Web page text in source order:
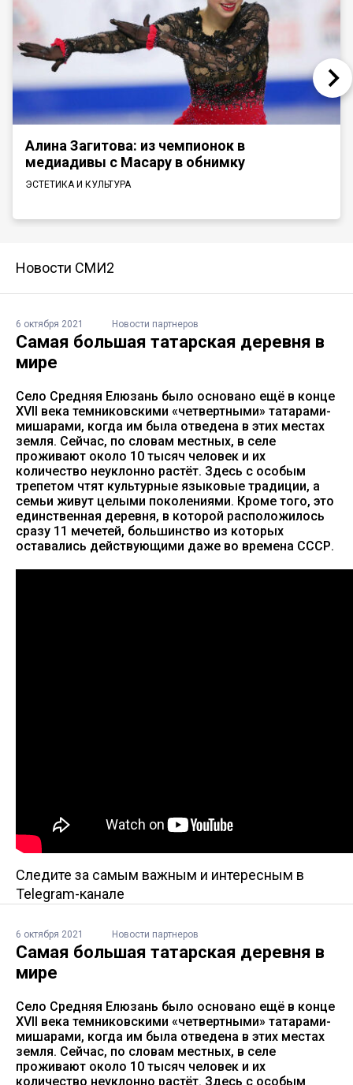
Алина Загитова: из чемпионок в
медиадивы с Масару в обнимку
ЭСТЕТИКА И КУЛЬТУРА
Новости СМИ2
6 октября 2021 Новости партнеров
Самая большая татарская деревня в
мире
Село Средняя Елюзань было основано ещё в конце
XVII века темниковскими «четвертными» татарами-
мишарами, когда им была отведена в этих местах
земля. Сейчас, по словам местных, в селе
проживают около 10 тысяч человек и их
количество неуклонно растёт. Здесь с особым
трепетом чтят культурные языковые традиции, а
семьи живут целыми поколениями. Кроме того, это
единственная деревня, в которой расположилось
сразу 11 мечетей, большинство из которых
оставались действующими даже во времена СССР.
Следите за самым важным и интересным в
Telegram-канале
6 октября 2021 Новости партнеров
Самая большая татарская деревня в
мире
Село Средняя Елюзань было основано ещё в конце
XVII века темниковскими «четвертными» татарами-
мишарами, когда им была отведена в этих местах
земля. Сейчас, по словам местных, в селе
проживают около 10 тысяч человек и их
количество неуклонно растёт. Здесь с особым